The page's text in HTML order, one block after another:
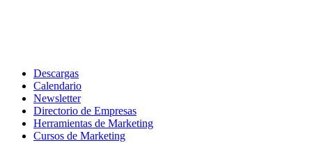
Descargas
Calendario
Newsletter
Directorio de Empresas
Herramientas de Marketing
Cursos de Marketing